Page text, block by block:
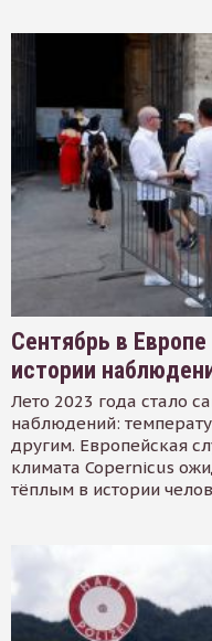
Сентябрь в
истории
Лето 2023 года стало
наблюдений:
другим. Европейская
климата Copernicus
тёплым в истории